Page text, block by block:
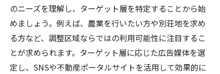
のニーズを理解し、ターゲット層を特定することから始
めましょう。例えば、農業を行いたい方や別荘地を求め
る方など、調整区域ならではの利用可能性に注目するこ
とが求められます。ターゲット層に応じた広告媒体を選
定し、SNSや不動産ポータルサイトを活用して効果的に